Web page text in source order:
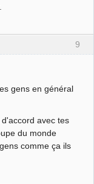
9
gens en général
avec tes
du monde
comme ça ils